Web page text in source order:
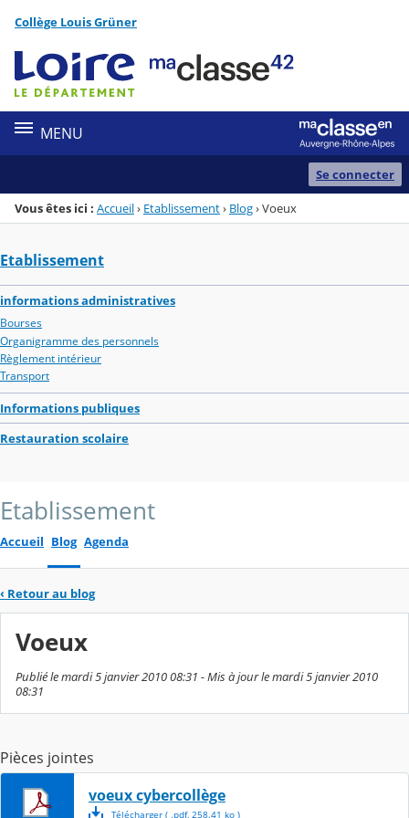
Menu de la rubrique
Contenu
Collège Louis Grüner
MENU
Se connecter
Vous êtes ici : Accueil› Etablissement› Blog›Voeux
Etablissement
informations administratives
Bourses
Organigramme des personnels
Règlement intérieur
Transport
Informations publiques
Restauration scolaire
Etablissement
Accueil Blog Agenda
‹ Retour au blog
Voeux
Publié le mardi 5 janvier 2010 08:31 - Mis à jour le mardi 5 janvier 2010
08:31
Pièces jointes
voeux cybercollège
Télécharger( .pdf, 258.41 ko)